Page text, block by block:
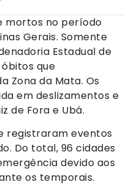
mortos no período
Gerais. Somente
Estadual de
que
Zona da Mata. Os
em deslizamentos e
de Fora e Ubá.
registraram eventos
Do total, 96 cidades
devido aos
os temporais.